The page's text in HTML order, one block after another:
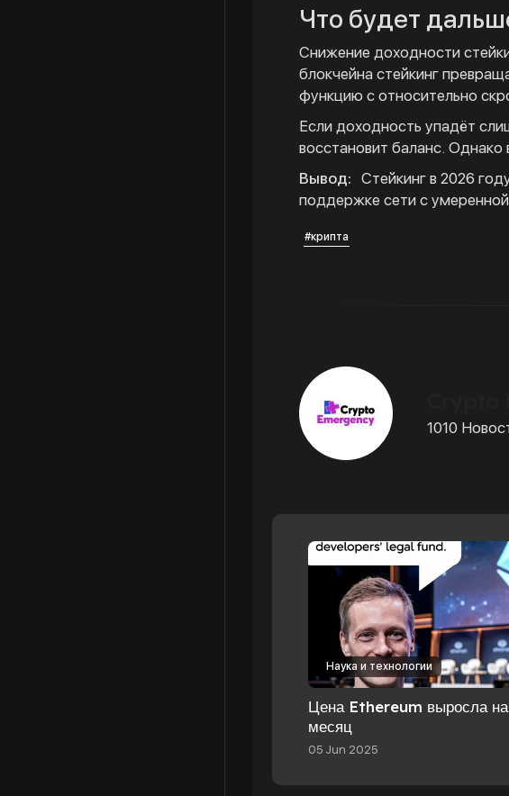
Что будет
Снижение доходности
блокчейна стейкинг
функцию с относительно
Если доходность упадёт
восстановит баланс.
Вывод: Стейкинг в 2026
поддержке сети с
#крипта
1010
Наука и технологии
Цена Ethereum выросла
месяц
05 Jun 2025